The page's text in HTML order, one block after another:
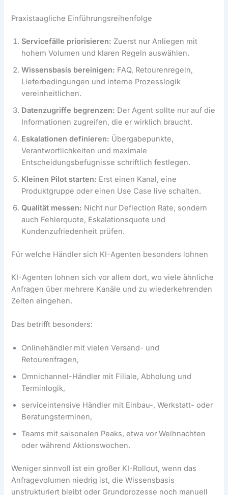
Praxistaugliche Einführungsreihenfolge
Servicefälle priorisieren: Zuerst nur Anliegen mit
hohem Volumen und klaren Regeln auswählen.
Wissensbasis bereinigen: FAQ, Retourenregeln,
Lieferbedingungen und interne Prozesslogik
vereinheitlichen.
Datenzugriffe begrenzen: Der Agent sollte nur auf die
Informationen zugreifen, die er wirklich braucht.
Eskalationen definieren: Übergabepunkte,
Verantwortlichkeiten und maximale
Entscheidungsbefugnisse schriftlich festlegen.
Kleinen Pilot starten: Erst einen Kanal, eine
Produktgruppe oder einen Use Case live schalten.
Qualität messen: Nicht nur Deflection Rate, sondern
auch Fehlerquote, Eskalationsquote und
Kundenzufriedenheit prüfen.
Für welche Händler sich KI-Agenten besonders lohnen
KI-Agenten lohnen sich vor allem dort, wo viele ähnliche
Anfragen über mehrere Kanäle und zu wiederkehrenden
Zeiten eingehen.
Das betrifft besonders:
Onlinehändler mit vielen Versand- und
Retourenfragen,
Omnichannel-Händler mit Filiale, Abholung und
Terminlogik,
serviceintensive Händler mit Einbau-, Werkstatt- oder
Beratungsterminen,
Teams mit saisonalen Peaks, etwa vor Weihnachten
oder während Aktionswochen.
Weniger sinnvoll ist ein großer KI-Rollout, wenn das
Anfragevolumen niedrig ist, die Wissensbasis
unstrukturiert bleibt oder Grundprozesse noch manuell